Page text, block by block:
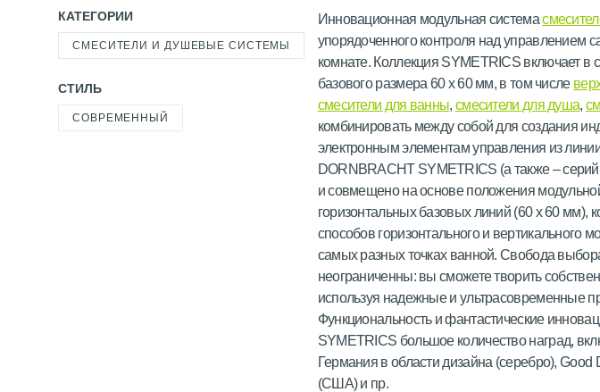
КАТЕГОРИИ
СМЕСИТЕЛИ И ДУШЕВЫЕ СИСТЕМЫ
СТИЛЬ
СОВРЕМЕННЫЙ
Инновационная модульная система
упорядоченного контроля над управлением
комнате. Коллекция SYMETRICS включает в
базового размера 60 x 60 мм, в том числе
смесители для ванны, смесители для душа,
комбинировать между собой для создания
электронным элементам управления из
DORNBRACHT SYMETRICS (а также –
и совмещено на основе положения
горизонтальных базовых линий (60 x 60 мм),
способов горизонтального и вертикального
самых разных точках ванной. Свобода
неограниченны: вы сможете творить
используя надежные и ультрасовременные
Функциональность и фантастические
SYMETRICS большое количество наград,
Германия в области дизайна (серебро),
(США) и пр.